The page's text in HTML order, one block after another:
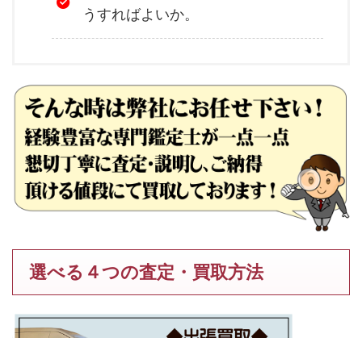
うすればよいか。
選べる４つの査定・買取方法